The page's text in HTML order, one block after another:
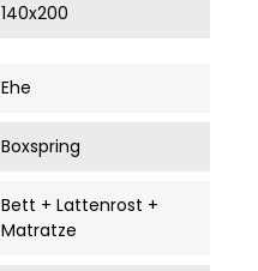
140x200
Ehe
Boxspring
Bett + Lattenrost +
Matratze